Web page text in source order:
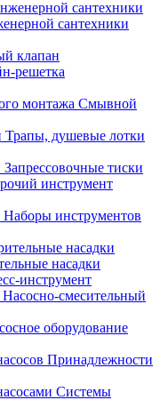
сантехники
клапан
решетка
Смывной
Трапы, душевые лотки
Запрессовочные тиски
инструмент
Наборы инструментов
насадки
инструмент
Насосно-смесительный
оборудование
Принадлежности
Системы